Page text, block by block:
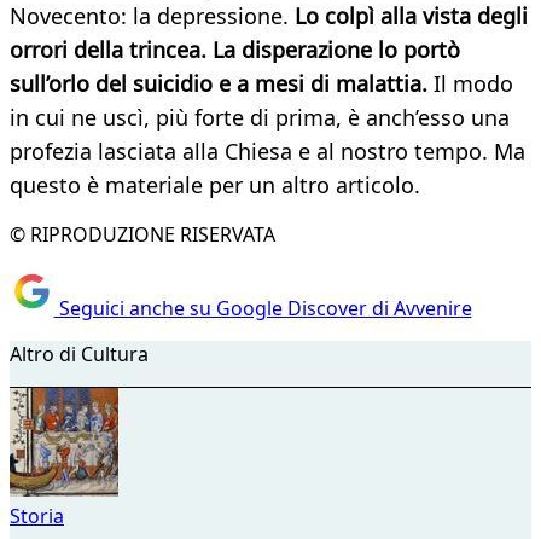
Novecento: la depressione. Lo colpì alla vista degli
orrori della trincea. La disperazione lo portò
sull’orlo del suicidio e a mesi di malattia. Il modo
in cui ne uscì, più forte di prima, è anch’esso una
profezia lasciata alla Chiesa e al nostro tempo. Ma
questo è materiale per un altro articolo.
© RIPRODUZIONE RISERVATA
Seguici anche su Google Discover di Avvenire
Altro di Cultura
Storia